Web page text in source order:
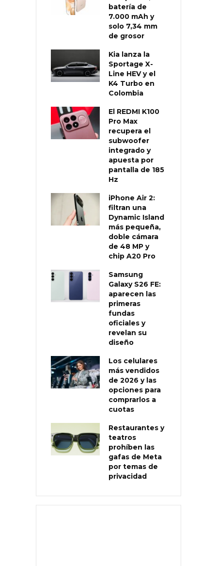
batería de
7.000 mAh y
solo 7,34 mm
de grosor
Kia lanza la
Sportage X-
Line HEV y el
K4 Turbo en
Colombia
El REDMI K100
Pro Max
recupera el
subwoofer
integrado y
apuesta por
pantalla de 185
Hz
iPhone Air 2:
filtran una
Dynamic Island
más pequeña,
doble cámara
de 48 MP y
chip A20 Pro
Samsung
Galaxy S26 FE:
aparecen las
primeras
fundas
oficiales y
revelan su
diseño
Los celulares
más vendidos
de 2026 y las
opciones para
comprarlos a
cuotas
Restaurantes y
teatros
prohíben las
gafas de Meta
por temas de
privacidad